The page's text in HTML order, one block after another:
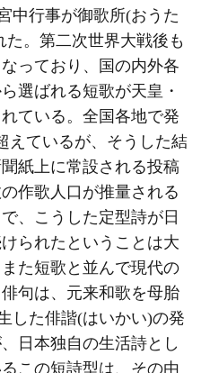
中行事が御歌所(おうた
。第二次世界大戦後も
っており、国の内外各
選ばれる短歌が天皇・
ている。全国各地で発
えているが、そうした結
紙上に常設される投稿
作歌人口が推量される
、こうした定型詩が日
られたということは大
た短歌と並んで現代の
句は、元来和歌を母胎
した俳諧(はいかい)の発
日本独自の生活詩とし
この短詩型は、その由